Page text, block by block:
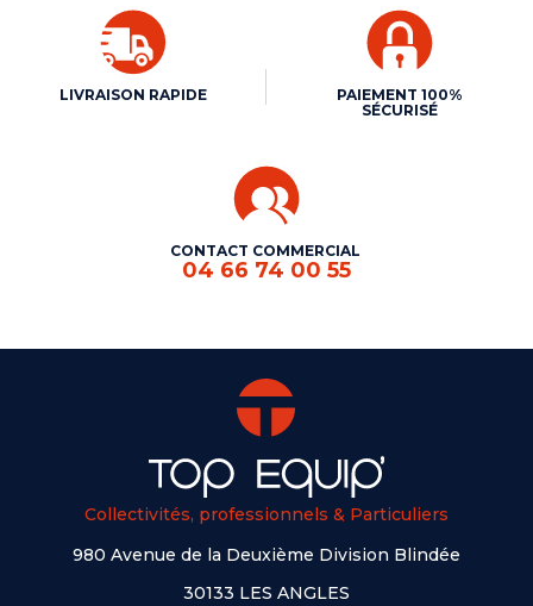
LIVRAISON RAPIDE
PAIEMENT 100%
SÉCURISÉ
CONTACT COMMERCIAL
04 66 74 00 55
Collectivités, professionnels & Particuliers
980 Avenue de la Deuxième Division Blindée
30133 LES ANGLES